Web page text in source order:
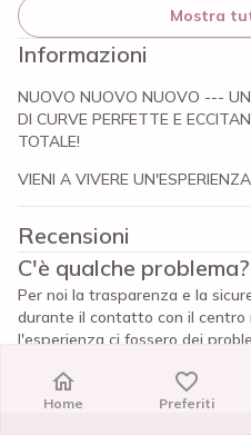
Mostra
Informazioni
NUOVO NUOVO NUOVO ---
DI CURVE PERFETTE E
TOTALE!
VIENI A VIVERE
Recensioni
C'è qualche problema?
Per noi la trasparenza e la
durante il contatto con il centro
l'esperienza ci fossero dei
Segnala il centro
Home Preferiti
Home Preferiti